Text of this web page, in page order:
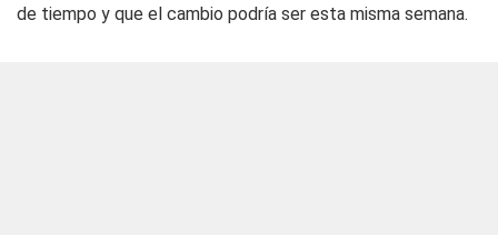
de tiempo y que el cambio podría ser esta misma semana.